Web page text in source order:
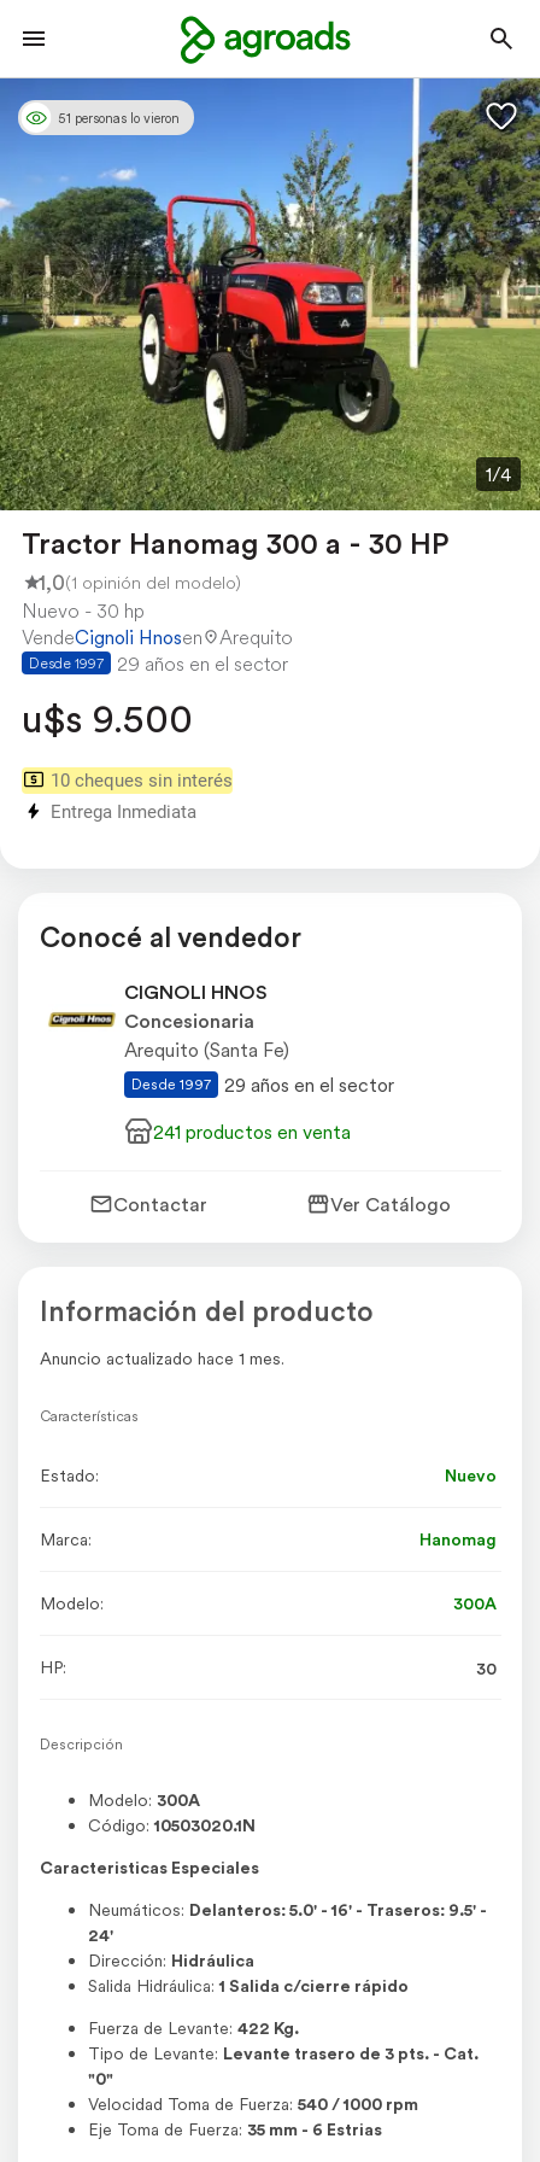
1/4
51 personas lo vieron
Tractor Hanomag 300 a - 30 HP
1,0(1 opinión del modelo)
Nuevo
30 hp
VendeCignoli Hnosen Arequito
Desde 1997 29 años en el sector
u$s 9.500
10 cheques sin interés
Entrega Inmediata
Conocé al vendedor
CIGNOLI HNOS
Concesionaria
Arequito (Santa Fe)
Desde 1997
29 años en el sector
241 productos en venta
Contactar Ver Catálogo
Información del producto
Anuncio actualizado hace 1 mes.
Características
Estado: Nuevo
Marca: Hanomag
Modelo: 300A
HP: 30
Descripción
Modelo: 300A
Código:10503020.1N
Caracteristicas Especiales
Neumáticos: Delanteros: 5.0' - 16' - Traseros: 9.5' -
24'
Dirección: Hidráulica
Salida Hidráulica:1 Salida c/cierre rápido
Fuerza de Levante: 422 Kg.
Tipo de Levante: Levante trasero de 3 pts. - Cat.
"0"
Velocidad Toma de Fuerza: 540 / 1000 rpm
Eje Toma de Fuerza: 35 mm - 6 Estri­as